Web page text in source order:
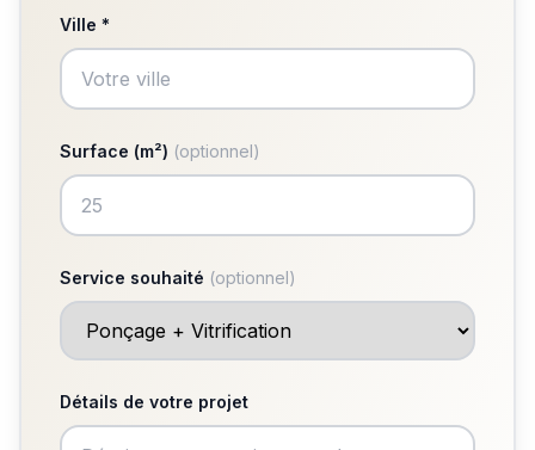
Ville *
Surface (m²) (optionnel)
Service souhaité (optionnel)
Détails de votre projet